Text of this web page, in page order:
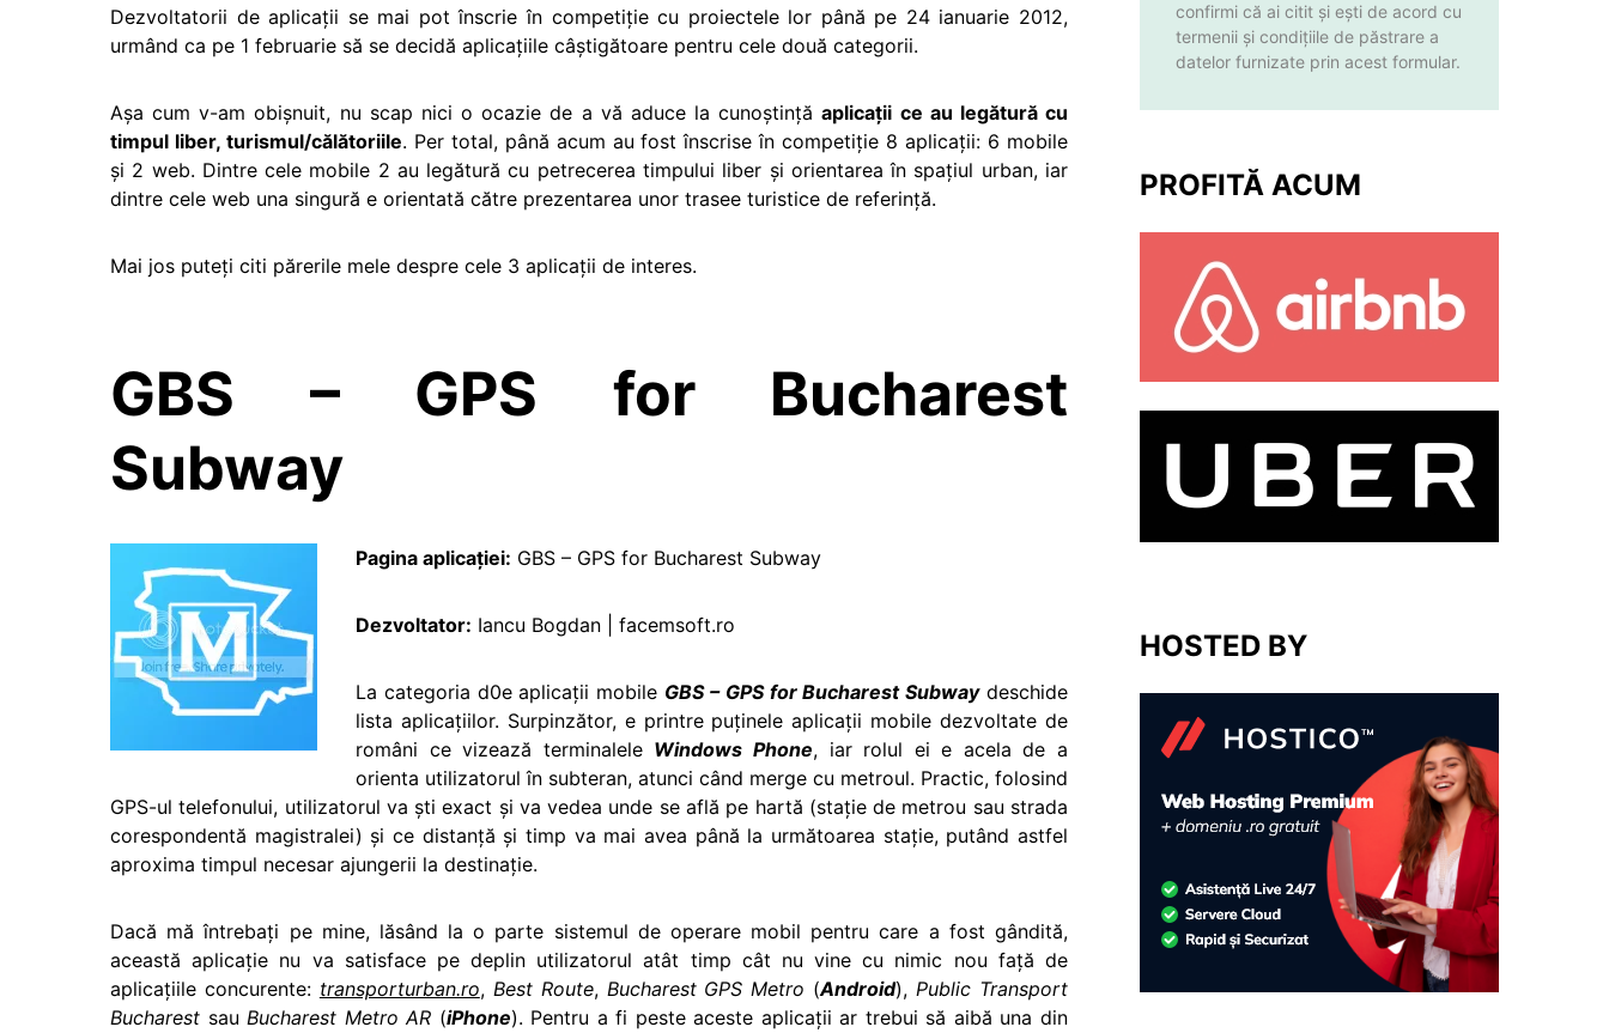
Dezvoltatorii de aplicaţii se mai pot înscrie în competiţie cu proiectele lor până pe 24 ianuarie 2012,
urmând ca pe 1 februarie să se decidă aplicaţiile câştigătoare pentru cele două categorii.
Aşa cum v-am obişnuit, nu scap nici o ocazie de a vă aduce la cunoştinţăaplicaţii ce au legătură cu
timpul liber, turismul/călătoriile. Per total, până acum au fost înscrise în competiţie 8 aplicaţii: 6 mobile
şi 2 web. Dintre cele mobile 2 au legătură cu petrecerea timpului liber şi orientarea în spaţiul urban, iar
dintre cele web una singură e orientată către prezentarea unor trasee turistice de referinţă.
Mai jos puteţi citi părerile mele despre cele 3 aplicaţii de interes.
GBS – GPS for Bucharest
Subway
Pagina aplicaţiei: GBS – GPS for Bucharest Subway
Dezvoltator: Iancu Bogdan | facemsoft.ro
La categoria d0e aplicaţii mobile GBS – GPS for Bucharest Subwaydeschide
lista aplicaţiilor. Surpinzător, e printre puţinele aplicaţii mobile dezvoltate de
români ce vizează terminalele Windows Phone, iar rolul ei e acela de a
orienta utilizatorul în subteran, atunci când merge cu metroul. Practic, folosind
GPS-ul telefonului, utilizatorul va şti exact şi va vedea unde se află pe hartă (staţie de metrou sau strada
corespondentă magistralei) şi ce distanţă şi timp va mai avea până la următoarea staţie, putând astfel
aproxima timpul necesar ajungerii la destinaţie.
Dacă mă întrebaţi pe mine, lăsând la o parte sistemul de operare mobil pentru care a fost gândită,
această aplicaţie nu va satisface pe deplin utilizatorul atât timp cât nu vine cu nimic nou faţă de
aplicaţiile concurente: transporturban.ro, Best Route, Bucharest GPS Metro (Android),Public Transport
Bucharest sauBucharest Metro AR (iPhone). Pentru a fi peste aceste aplicaţii ar trebui să aibă una din
confirmi că ai citit și ești de acord cu
termenii și condițiile de păstrare a
datelor furnizate prin acest formular.
PROFITĂ ACUM
HOSTED BY